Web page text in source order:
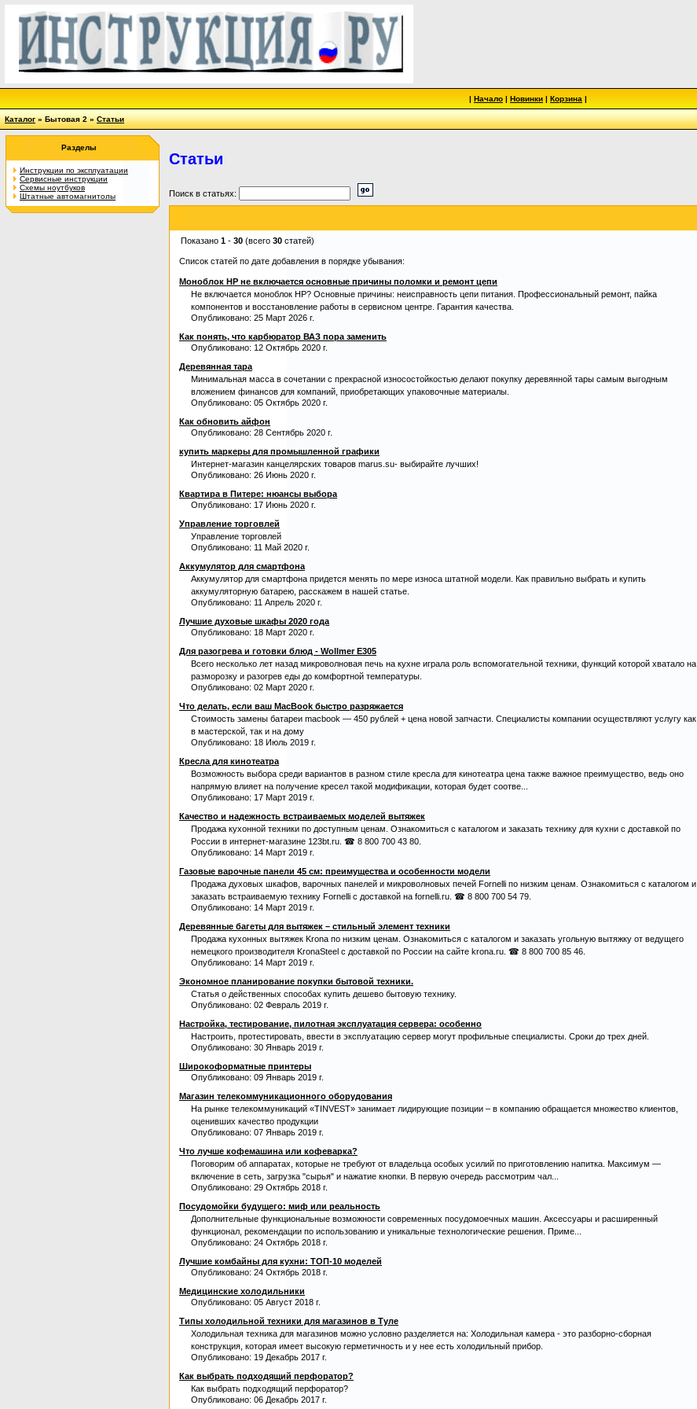
| Начало | Новинки | Корзина |
Каталог» Бытовая 2 »Статьи
Разделы
Инструкции по эксплуатации
Сервисные инструкции
Схемы ноутбуков
Штатные автомагнитолы
Статьи
Поиск в статьях:
Показано 1 - 30 (всего 30 статей)
Список статей по дате добавления в порядке убывания:
Моноблок HP не включается основные причины поломки и ремонт цепи
Не включается моноблок HP? Основные причины: неисправность цепи питания. Профессиональный ремонт, пайка
компонентов и восстановление работы в сервисном центре. Гарантия качества.
Опубликовано: 25 Март 2026 г.
Как понять, что карбюратор ВАЗ пора заменить
Опубликовано: 12 Октябрь 2020 г.
Деревянная тара
Минимальная масса в сочетании с прекрасной износостойкостью делают покупку деревянной тары самым выгодным
вложением финансов для компаний, приобретающих упаковочные материалы.
Опубликовано: 05 Октябрь 2020 г.
Как обновить айфон
Опубликовано: 28 Сентябрь 2020 г.
купить маркеры для промышленной графики
Интернет-магазин канцелярских товаров marus.su- выбирайте лучших!
Опубликовано: 26 Июнь 2020 г.
Квартира в Питере: нюансы выбора
Опубликовано: 17 Июнь 2020 г.
Управление торговлей
Управление торговлей
Опубликовано: 11 Май 2020 г.
Аккумулятор для смартфона
Аккумулятор для смартфона придется менять по мере износа штатной модели. Как правильно выбрать и купить
аккумуляторную батарею, расскажем в нашей статье.
Опубликовано: 11 Апрель 2020 г.
Лучшие духовые шкафы 2020 года
Опубликовано: 18 Март 2020 г.
Для разогрева и готовки блюд - Wollmer E305
Всего несколько лет назад микроволновая печь на кухне играла роль вспомогательной техники, функций которой хватало на
разморозку и разогрев еды до комфортной температуры.
Опубликовано: 02 Март 2020 г.
Что делать, если ваш MacBook быстро разряжается
Стоимость замены батареи macbook — 450 рублей + цена новой запчасти. Специалисты компании осуществляют услугу как
в мастерской, так и на дому
Опубликовано: 18 Июль 2019 г.
Кресла для кинотеатра
Возможность выбора среди вариантов в разном стиле кресла для кинотеатра цена также важное преимущество, ведь оно
напрямую влияет на получение кресел такой модификации, которая будет соотве...
Опубликовано: 17 Март 2019 г.
Качество и надежность встраиваемых моделей вытяжек
Продажа кухонной техники по доступным ценам. Ознакомиться с каталогом и заказать технику для кухни с доставкой по
России в интернет-магазине 123bt.ru. ☎ 8 800 700 43 80.
Опубликовано: 14 Март 2019 г.
Газовые варочные панели 45 см: преимущества и особенности модели
Продажа духовых шкафов, варочных панелей и микроволновых печей Fornelli по низким ценам. Ознакомиться с каталогом и
заказать встраиваемую технику Fornelli с доставкой на fornelli.ru. ☎ 8 800 700 54 79.
Опубликовано: 14 Март 2019 г.
Деревянные багеты для вытяжек – стильный элемент техники
Продажа кухонных вытяжек Krona по низким ценам. Ознакомиться с каталогом и заказать угольную вытяжку от ведущего
немецкого производителя KronaSteel с доставкой по России на сайте krona.ru. ☎ 8 800 700 85 46.
Опубликовано: 14 Март 2019 г.
Экономное планирование покупки бытовой техники.
Статья о действенных способах купить дешево бытовую технику.
Опубликовано: 02 Февраль 2019 г.
Настройка, тестирование, пилотная эксплуатация сервера: особенно
Настроить, протестировать, ввести в эксплуатацию сервер могут профильные специалисты. Сроки до трех дней.
Опубликовано: 30 Январь 2019 г.
Широкоформатные принтеры
Опубликовано: 09 Январь 2019 г.
Магазин телекоммуникационного оборудования
На рынке телекоммуникаций «TINVEST» занимает лидирующие позиции – в компанию обращается множество клиентов,
оценивших качество продукции
Опубликовано: 07 Январь 2019 г.
Что лучше кофемашина или кофеварка?
Поговорим об аппаратах, которые не требуют от владельца особых усилий по приготовлению напитка. Максимум —
включение в сеть, загрузка "сырья" и нажатие кнопки. В первую очередь рассмотрим чал...
Опубликовано: 29 Октябрь 2018 г.
Посудомойки будущего: миф или реальность
Дополнительные функциональные возможности современных посудомоечных машин. Аксессуары и расширенный
функционал, рекомендации по использованию и уникальные технологические решения. Приме...
Опубликовано: 24 Октябрь 2018 г.
Лучшие комбайны для кухни: ТОП-10 моделей
Опубликовано: 24 Октябрь 2018 г.
Медицинские холодильники
Опубликовано: 05 Август 2018 г.
Типы холодильной техники для магазинов в Туле
Холодильная техника для магазинов можно условно разделяется на: Холодильная камера - это разборно-сборная
конструкция, которая имеет высокую герметичность и у нее есть холодильный прибор.
Опубликовано: 19 Декабрь 2017 г.
Как выбрать подходящий перфоратор?
Как выбрать подходящий перфоратор?
Опубликовано: 06 Декабрь 2017 г.